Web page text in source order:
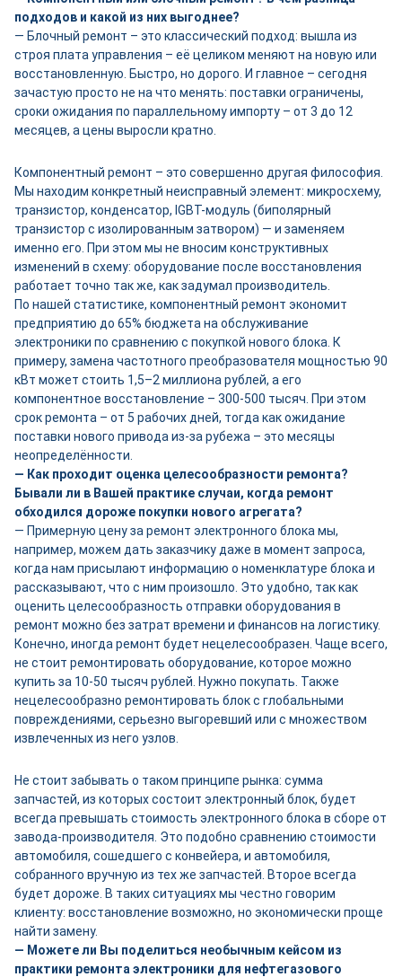
подходов и какой из них выгоднее?
— Блочный ремонт – это классический подход: вышла из
строя плата управления – её целиком меняют на новую или
восстановленную. Быстро, но дорого. И главное – сегодня
зачастую просто не на что менять: поставки ограничены,
сроки ожидания по параллельному импорту – от 3 до 12
месяцев, а цены выросли кратно.
Компонентный ремонт – это совершенно другая философия.
Мы находим конкретный неисправный элемент: микросхему,
транзистор, конденсатор, IGBT-модуль (биполярный
транзистор с изолированным затвором) — и заменяем
именно его. При этом мы не вносим конструктивных
изменений в схему: оборудование после восстановления
работает точно так же, как задумал производитель.
По нашей статистике, компонентный ремонт экономит
предприятию до 65% бюджета на обслуживание
электроники по сравнению с покупкой нового блока. К
примеру, замена частотного преобразователя мощностью 90
кВт может стоить 1,5–2 миллиона рублей, а его
компонентное восстановление – 300-500 тысяч. При этом
срок ремонта – от 5 рабочих дней, тогда как ожидание
поставки нового привода из-за рубежа – это месяцы
неопределённости.
— Как проходит оценка целесообразности ремонта?
Бывали ли в Вашей практике случаи, когда ремонт
обходился дороже покупки нового агрегата?
— Примерную цену за ремонт электронного блока мы,
например, можем дать заказчику даже в момент запроса,
когда нам присылают информацию о номенклатуре блока и
рассказывают, что с ним произошло. Это удобно, так как
оценить целесообразность отправки оборудования в
ремонт можно без затрат времени и финансов на логистику.
Конечно, иногда ремонт будет нецелесообразен. Чаще всего,
не стоит ремонтировать оборудование, которое можно
купить за 10-50 тысяч рублей. Нужно покупать. Также
нецелесообразно ремонтировать блок с глобальными
повреждениями, серьезно выгоревший или с множеством
извлеченных из него узлов.
Не стоит забывать о таком принципе рынка: сумма
запчастей, из которых состоит электронный блок, будет
всегда превышать стоимость электронного блока в сборе от
завода-производителя. Это подобно сравнению стоимости
автомобиля, сошедшего с конвейера, и автомобиля,
собранного вручную из тех же запчастей. Второе всегда
будет дороже. В таких ситуациях мы честно говорим
клиенту: восстановление возможно, но экономически проще
найти замену.
— Можете ли Вы поделиться необычным кейсом из
практики ремонта электроники для нефтегазового